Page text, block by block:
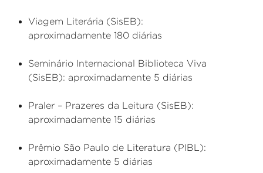
Viagem Literária (SisEB):
aproximadamente 180 diárias
Seminário Internacional Biblioteca Viva
(SisEB): aproximadamente 5 diárias
Praler – Prazeres da Leitura (SisEB):
aproximadamente 15 diárias
Prêmio São Paulo de Literatura (PIBL):
aproximadamente 5 diárias